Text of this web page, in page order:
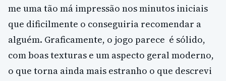
me uma tão má impressão nos minutos iniciais
que dificilmente o conseguiria recomendar a
alguém. Graficamente, o jogo parece é sólido,
com boas texturas e um aspecto geral moderno,
o que torna ainda mais estranho o que descrevi